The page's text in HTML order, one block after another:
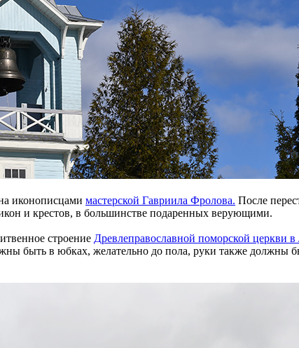
иконописцами мастерской Гавриила Фролова. После
и крестов, в большинстве подаренных верующими.
строение Древлеправославной поморской церкви в
быть в юбках, желательно до пола, руки также должны